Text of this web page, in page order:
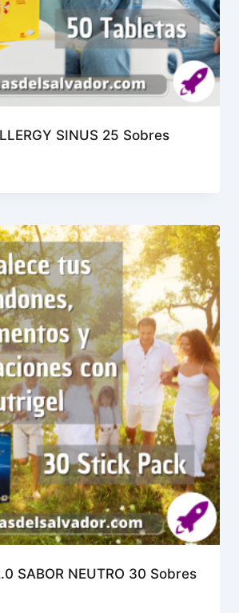
SINUS 25 Sobres
SABOR NEUTRO 30 Sobres